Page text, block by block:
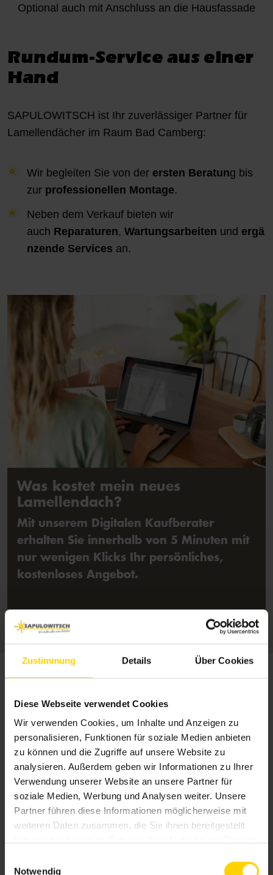
Zustimmung Details Über Cookies
Diese Webseite verwendet Cookies
Wir verwenden Cookies, um Inhalte und Anzeigen zu
personalisieren, Funktionen für soziale Medien anbieten
zu können und die Zugriffe auf unsere Website zu
analysieren. Außerdem geben wir Informationen zu Ihrer
Verwendung unserer Website an unsere Partner für
soziale Medien, Werbung und Analysen weiter. Unsere
Partner führen diese Informationen möglicherweise mit
weiteren Daten zusammen, die Sie ihnen bereitgestellt
Notwendig
Optional auch mit Anschluss an die Hausfassade
Rundum-Service aus einer
Hand
SAPULOWITSCH ist Ihr zuverlässiger Partner für
Lamellendächer im Raum Bad Camberg:
Wir begleiten Sie von der ersten Beratung bis
zur professionellen Montage.
Neben dem Verkauf bieten wir
auch Reparaturen,Wartungsarbeiten und ergä
nzende Services an.
Was kostet mein neues
Lamellendach?
Mit unserem Digitalen Kaufberater
erhalten Sie innerhalb von 5 Minuten mit
nur wenigen Klicks Ihr persönliches,
kostenloses Angebot.
Zum unverbindlichen Angebot
Designmöglichkeiten
Unsere Lamellendächer können nahtlos in
dieArchitektur Ihres Hauses integriertoder
alsfreistehende Konstruktionerrichtet werden.
Dadurch haben Sie die Freiheit, das Lamellendach in
Bad Camberg als Terrassendach oder Sonnendach
Dieverstellbaren Lamellen ermöglichen eine